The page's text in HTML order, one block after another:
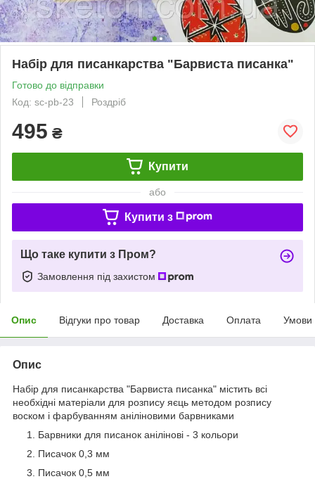
Набір для писанкарства "Барвиста писанка"
Готово до відправки
Код: sc-pb-23
Роздріб
495 ₴
Купити
або
Купити з
Що таке купити з Пром?
Замовлення під захистом
Опис Відгуки про товар Доставка Оплата Умови
Опис
Набір для писанкарства "Барвиста писанка" містить всі
необхідні матеріали для розпису яєць методом розпису
воском і фарбуванням аніліновими барвниками
Барвники для писанок анілінові - 3 кольори
Писачок 0,3 мм
Писачок 0,5 мм